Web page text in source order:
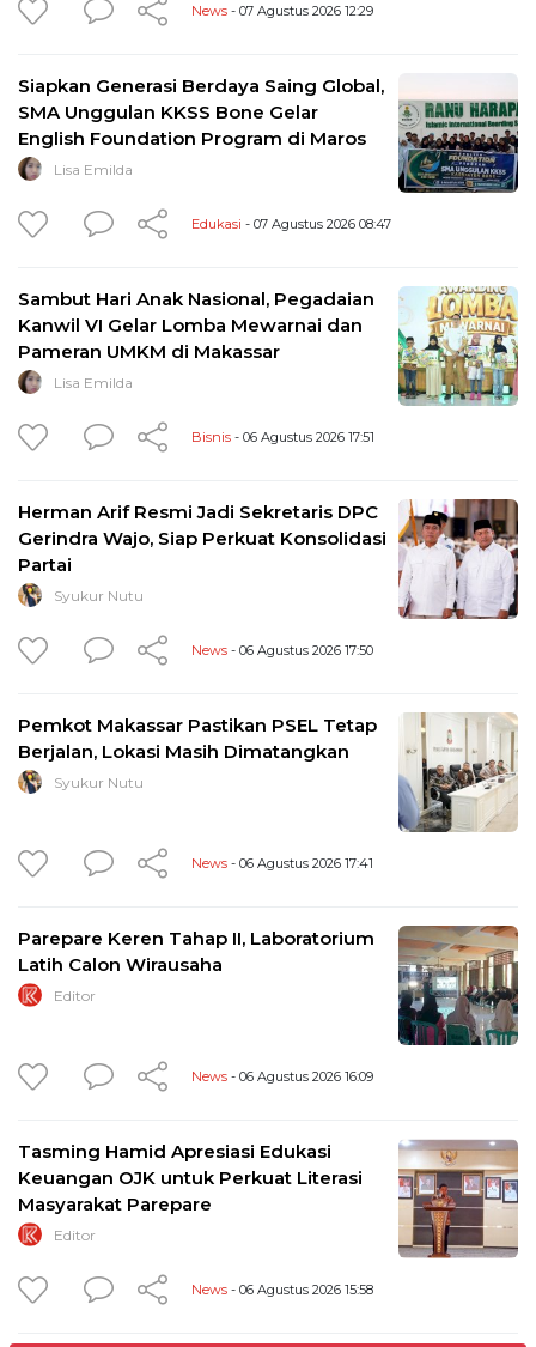
News - 07 Agustus 2026 12:29
Siapkan Generasi Berdaya Saing Global,
SMA Unggulan KKSS Bone Gelar
English Foundation Program di Maros
Lisa Emilda
Edukasi - 07 Agustus 2026 08:47
Sambut Hari Anak Nasional, Pegadaian
Kanwil VI Gelar Lomba Mewarnai dan
Pameran UMKM di Makassar
Lisa Emilda
Bisnis - 06 Agustus 2026 17:51
Herman Arif Resmi Jadi Sekretaris DPC
Gerindra Wajo, Siap Perkuat Konsolidasi
Partai
Syukur Nutu
News - 06 Agustus 2026 17:50
Pemkot Makassar Pastikan PSEL Tetap
Berjalan, Lokasi Masih Dimatangkan
Syukur Nutu
News - 06 Agustus 2026 17:41
Parepare Keren Tahap II, Laboratorium
Latih Calon Wirausaha
Editor
News - 06 Agustus 2026 16:09
Tasming Hamid Apresiasi Edukasi
Keuangan OJK untuk Perkuat Literasi
Masyarakat Parepare
Editor
News - 06 Agustus 2026 15:58